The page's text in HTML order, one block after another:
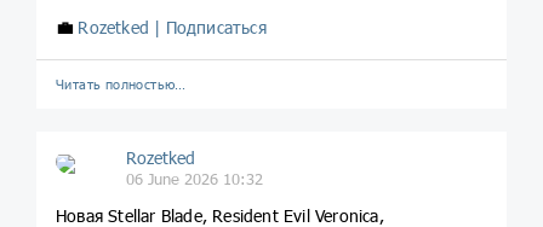
💼 Rozetked | Подписаться
Читать полностью…
Rozetked
06 June 2026 10:32
Новая Stellar Blade, Resident Evil Veronica,